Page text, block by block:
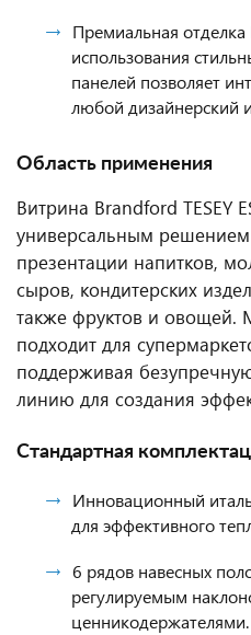
Премиальная
использования
панелей позволяет
любой дизайнерский
Область применения
Витрина Brandford TESEY
универсальным
презентации напитков,
сыров, кондитерских
также фруктов и овощей.
подходит для
поддерживая
линию для создания
Стандартная
Инновационный
для эффективного
6 рядов навесных
регулируемым
ценникодержателями.